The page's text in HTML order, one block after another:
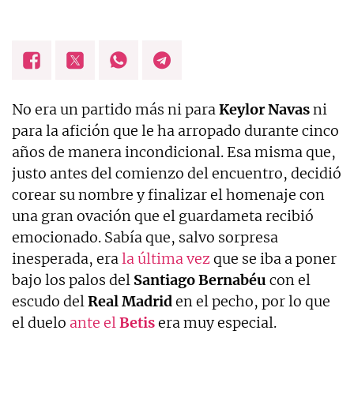
No era un partido más ni paraKeylor Navasni
para la afición que le ha arropado durante cinco
años de manera incondicional. Esa misma que,
justo antes del comienzo del encuentro, decidió
corear su nombre y finalizar el homenaje con
una gran ovación que el guardameta recibió
emocionado. Sabía que, salvo sorpresa
inesperada, erala última vezque se iba a poner
bajo los palos del Santiago Bernabéu con el
escudo delReal Madriden el pecho, por lo que
el duelo ante elBetisera muy especial.